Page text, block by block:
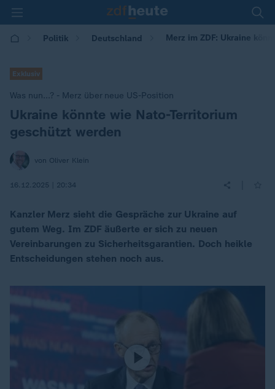
Politik Deutschland Merz im ZDF: Ukraine
Exklusiv
Was nun...? - Merz über neue US-Position
:Ukraine könnte wie Nato-Territorium
geschützt werden
von Oliver Klein
16.12.2025 | 20:34
Kanzler Merz sieht die Gespräche zur Ukraine auf
gutem Weg. Im ZDF äußerte er sich zu neuen
Vereinbarungen zu Sicherheitsgarantien. Doch heikle
Entscheidungen stehen noch aus.